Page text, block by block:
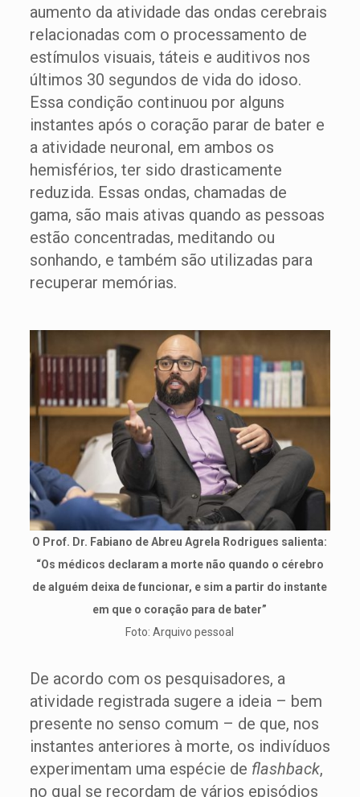
aumento da atividade das ondas cerebrais
relacionadas com o processamento de
estímulos visuais, táteis e auditivos nos
últimos 30 segundos de vida do idoso.
Essa condição continuou por alguns
instantes após o coração parar de bater e
a atividade neuronal, em ambos os
hemisférios, ter sido drasticamente
reduzida. Essas ondas, chamadas de
gama, são mais ativas quando as pessoas
estão concentradas, meditando ou
sonhando, e também são utilizadas para
recuperar memórias.
O Prof. Dr. Fabiano de Abreu Agrela Rodrigues salienta:
“Os médicos declaram a morte não quando o cérebro
de alguém deixa de funcionar, e sim a partir do instante
em que o coração para de bater”
Foto: Arquivo pessoal
De acordo com os pesquisadores, a
atividade registrada sugere a ideia – bem
presente no senso comum – de que, nos
instantes anteriores à morte, os indivíduos
experimentam uma espécie de flashback,
no qual se recordam de vários episódios